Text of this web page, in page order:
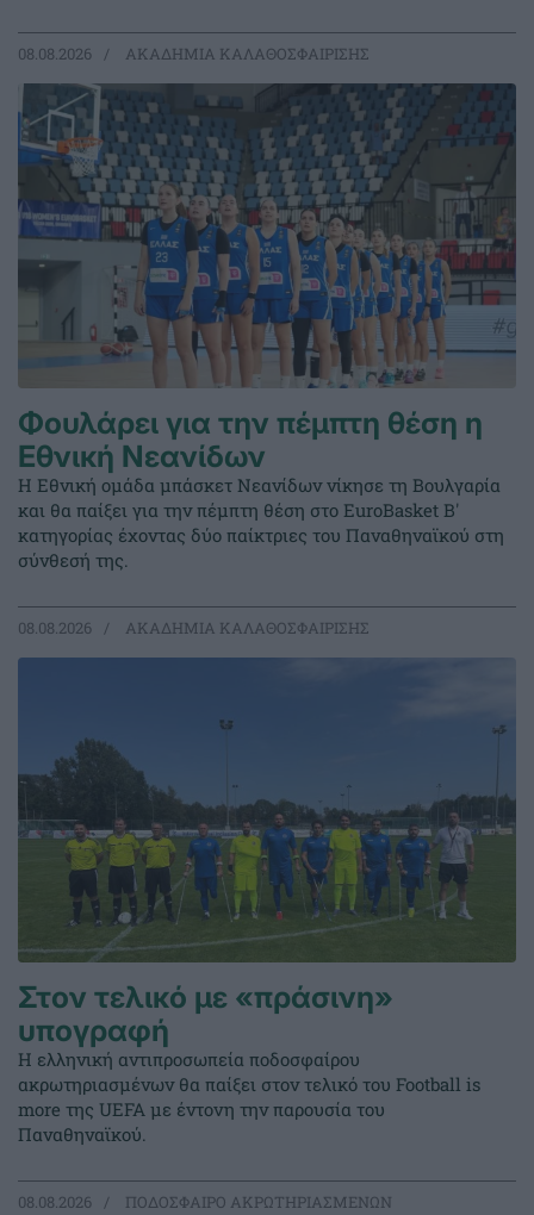
08.08.2026 ΑΚΑΔΗΜΙΑ ΚΑΛΑΘΟΣΦΑΙΡΙΣΗΣ
Φουλάρει για την πέμπτη θέση η
Εθνική Νεανίδων
Η Εθνική ομάδα μπάσκετ Νεανίδων νίκησε τη Βουλγαρία
και θα παίξει για την πέμπτη θέση στο EuroBasket Β'
κατηγορίας έχοντας δύο παίκτριες του Παναθηναϊκού στη
σύνθεσή της.
08.08.2026 ΑΚΑΔΗΜΙΑ ΚΑΛΑΘΟΣΦΑΙΡΙΣΗΣ
Στον τελικό με «πράσινη»
υπογραφή
Η ελληνική αντιπροσωπεία ποδοσφαίρου
ακρωτηριασμένων θα παίξει στον τελικό του Football is
more της UEFA με έντονη την παρουσία του
Παναθηναϊκού.
08.08.2026 ΠΟΔΟΣΦΑΙΡΟ ΑΚΡΩΤΗΡΙΑΣΜΕΝΩΝ